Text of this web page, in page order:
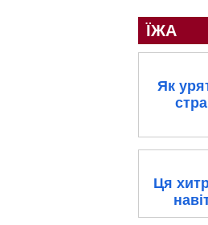
ЇЖА
Як
Ця